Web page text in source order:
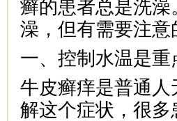
癣的患者总是洗
澡，但有需要注意
一、控制水温是重
牛皮癣痒是普通
解这个症状，很